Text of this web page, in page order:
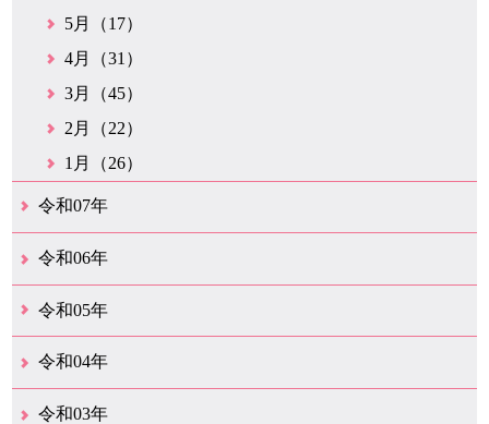
5月（17）
4月（31）
3月（45）
2月（22）
1月（26）
令和07年
12月（50）
11月（42）
10月（31）
9月（35）
8月（26）
7月（25）
6月（35）
5月（26）
4月（35）
3月（32）
2月（35）
1月（24）
令和06年
12月（46）
11月（38）
10月（32）
9月（29）
8月（36）
7月（30）
6月（33）
5月（29）
4月（45）
3月（50）
2月（21）
1月（75）
令和05年
12月（36）
11月（31）
10月（30）
9月（30）
8月（26）
7月（29）
6月（19）
5月（28）
4月（28）
3月（38）
2月（21）
1月（22）
令和04年
12月（40）
11月（22）
10月（33）
9月（35）
8月（31）
7月（25）
6月（33）
5月（16）
4月（48）
3月（42）
2月（23）
1月（31）
令和03年